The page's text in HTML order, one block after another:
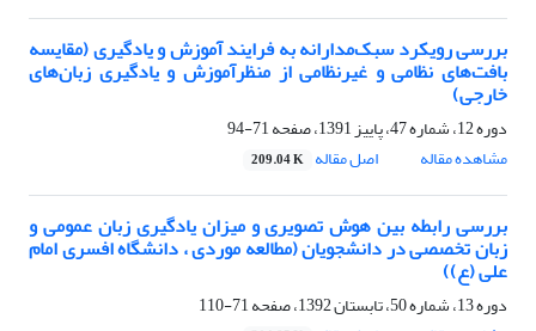
بررسی رویکرد سبک‌مدارانه به فرایند آموزش و یادگیری (مقایسه
بافت‌های نظامی و غیرنظامی از منظرآموزش و یادگیری زبان‌های
خارجی)
دوره 12، شماره 47، پاییز 1391، صفحه
71-94
مشاهده مقاله
اصل مقاله 209.04 K
بررسی رابطه بین هوش تصویری و میزان یادگیری زبان عمومی و
زبان تخصصی در دانشجویان (مطالعه موردی ، دانشگاه افسری امام
علی (ع))
دوره 13، شماره 50، تابستان 1392، صفحه
71-110